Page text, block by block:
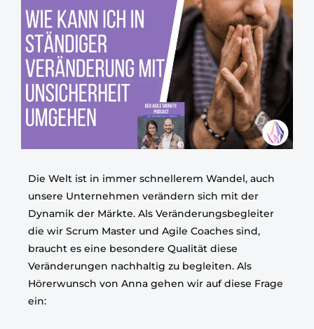
Die Welt ist in immer schnellerem Wandel, auch
unsere Unternehmen verändern sich mit der
Dynamik der Märkte. Als Veränderungsbegleiter
die wir Scrum Master und Agile Coaches sind,
braucht es eine besondere Qualität diese
Veränderungen nachhaltig zu begleiten. Als
Hörerwunsch von Anna gehen wir auf diese Frage
ein: